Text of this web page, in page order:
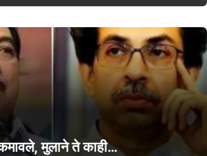
कमावले, मुलाने ते काही…